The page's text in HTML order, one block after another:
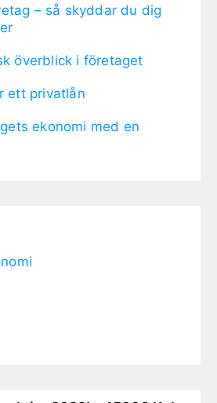
– så skyddar du dig
överblick i företaget
ett privatlån
ekonomi med en